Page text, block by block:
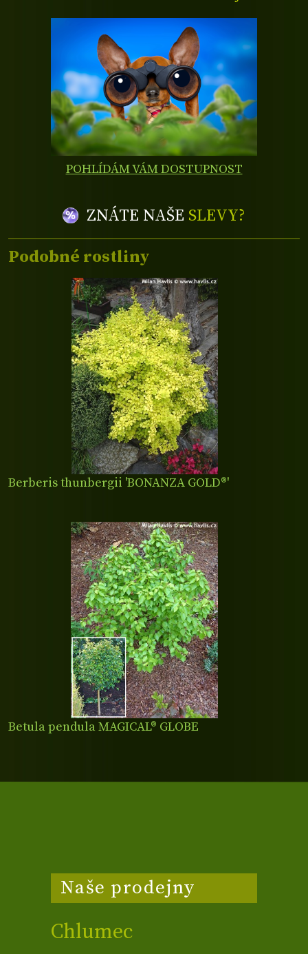
POHLÍDÁM VÁM DOSTUPNOST
ZNÁTE NAŠE SLEVY?
Podobné rostliny
Berberis thunbergii 'BONANZA GOLD®'
Betula pendula MAGICAL® GLOBE
Naše prodejny
Chlumec